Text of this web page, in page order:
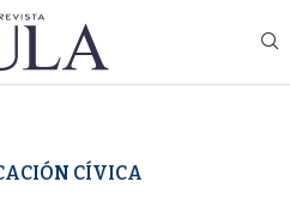
CÍVICA